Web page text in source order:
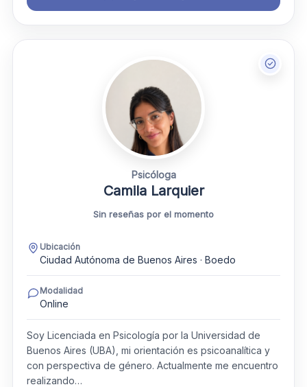
Psicóloga
Camila Larquier
Sin reseñas por el momento
Ubicación
Ciudad Autónoma de Buenos Aires · Boedo
Modalidad
Online
Soy Licenciada en Psicología por la Universidad de
Buenos Aires (UBA), mi orientación es psicoanalítica y
con perspectiva de género. Actualmente me encuentro
realizando…